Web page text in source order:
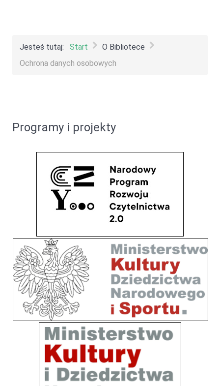
Jesteś tutaj: Start
O Bibliotece
Ochrona danych osobowych
Programy i projekty